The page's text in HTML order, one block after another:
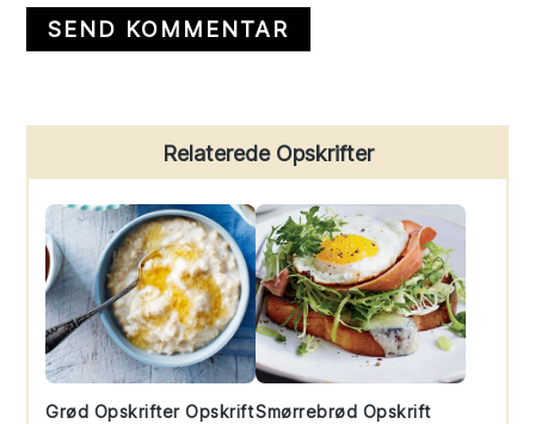
Sidebar
Relaterede Opskrifter
Grød Opskrifter OpskriftSmørrebrød Opskrift